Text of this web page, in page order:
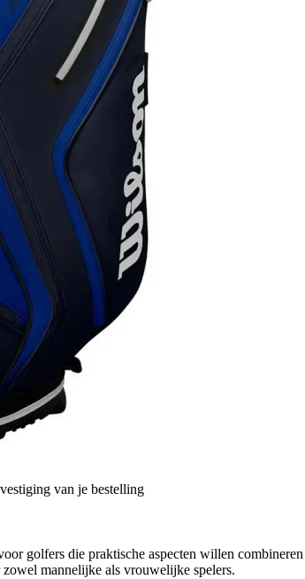
van je bestelling
golfers die praktische aspecten willen
mannelijke als vrouwelijke spelers.